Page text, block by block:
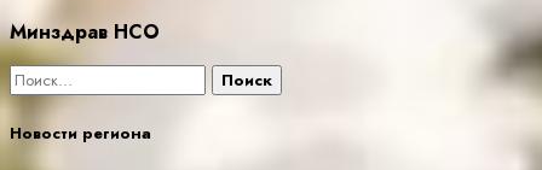
Минздрав НСО
Найти:
Новости региона